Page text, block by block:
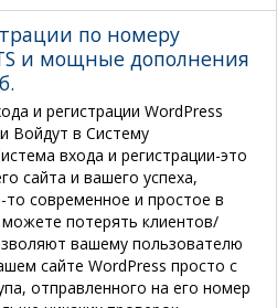
по номеру
и мощные дополнения
и регистрации WordPress​
Войдут в Систему
входа и регистрации-это
сайта и вашего успеха,
современное и простое в
потерять клиентов/
вашему пользователю
сайте WordPress просто с
отправленного на его номер